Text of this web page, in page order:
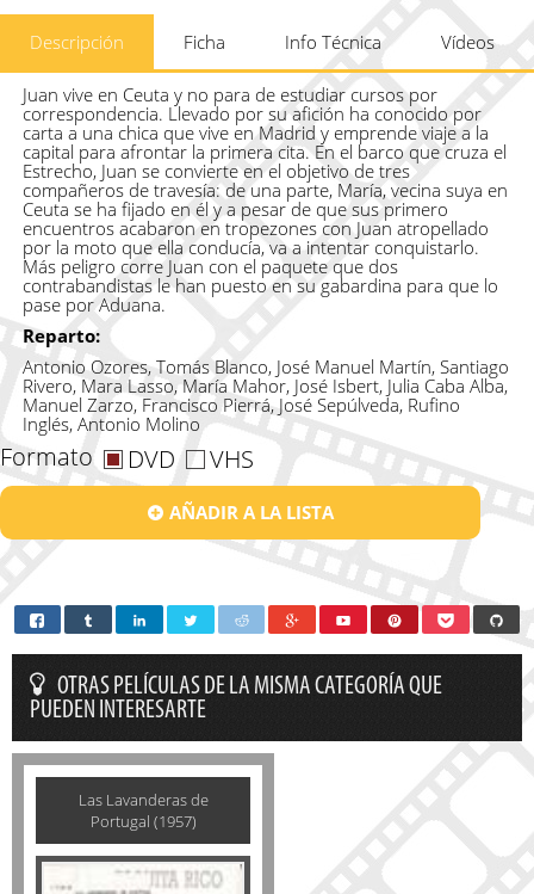
Descripción Ficha Info Técnica Vídeos
Juan vive en Ceuta y no para de estudiar cursos por
correspondencia. Llevado por su afición ha conocido por
carta a una chica que vive en Madrid y emprende viaje a la
capital para afrontar la primera cita. En el barco que cruza el
Estrecho, Juan se convierte en el objetivo de tres
compañeros de travesía: de una parte, María, vecina suya en
Ceuta se ha fijado en él y a pesar de que sus primero
encuentros acabaron en tropezones con Juan atropellado
por la moto que ella conducía, va a intentar conquistarlo.
Más peligro corre Juan con el paquete que dos
contrabandistas le han puesto en su gabardina para que lo
pase por Aduana.
Reparto:
Antonio Ozores, Tomás Blanco, José Manuel Martín, Santiago
Rivero, Mara Lasso, María Mahor, José Isbert, Julia Caba Alba,
Manuel Zarzo, Francisco Pierrá, José Sepúlveda, Rufino
Inglés, Antonio Molino
Formato DVD VHS
AÑADIR A LA LISTA
OTRAS PELÍCULAS DE LA MISMA CATEGORÍA QUE
PUEDEN INTERESARTE
Las Lavanderas de
Portugal (1957)